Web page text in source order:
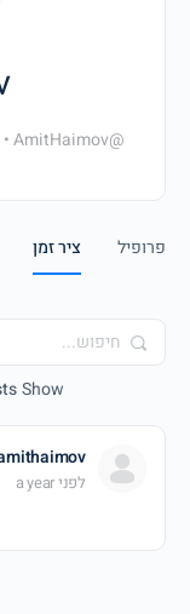
@AmitHaimov
•
פרופיל ציר זמן
חיפוש...
Show
לפני a year